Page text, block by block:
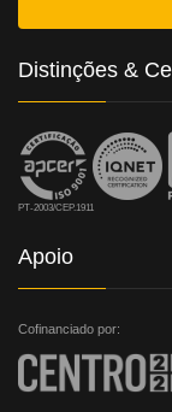
Distinções &
PT-2003/CEP.1911
Apoio
Cofinanciado por: